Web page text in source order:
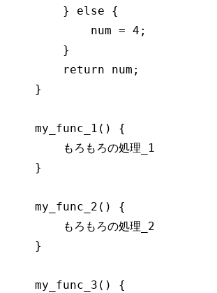
        }
else {
            num =
4 ;
        }
return num;
    }
    my_func_1() {
        もろもろの処理_1
    }
    my_func_2() {
        もろもろの処理_2
    }
    my_func_3() {